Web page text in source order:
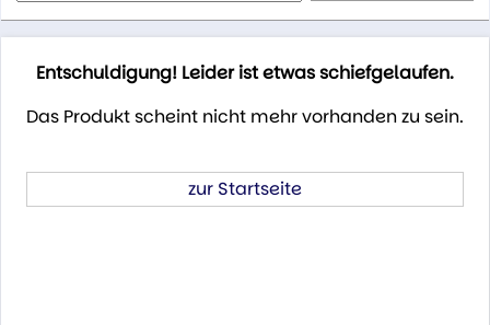
Entschuldigung! Leider ist etwas schiefgelaufen.
Das Produkt scheint nicht mehr vorhanden zu sein.
zur Startseite